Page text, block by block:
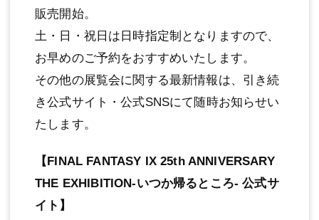
販売開始。
土・日・祝日は日時指定制となりますので、
お早めのご予約をおすすめいたします。
その他の展覧会に関する最新情報は、引き続
き公式サイト・公式SNSにて随時お知らせい
たします。
【FINAL FANTASY IX 25th ANNIVERSARY
THE EXHIBITION‐いつか帰るところ‐ 公式サ
イト】